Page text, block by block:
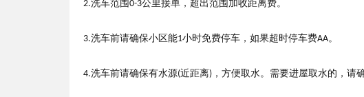
2.洗车范围 0-3公里接单，超出范围 加收距离费。
3.洗车前请确保小区能1小时免费停车，如果超时停车费AA。
4.洗车前请确保有水源(近距离) ，方便取水。需要进屋取水的，请